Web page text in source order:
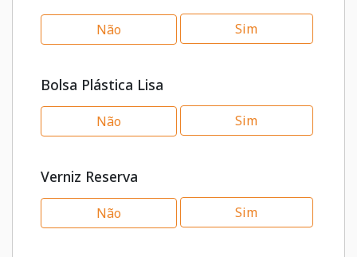
Não Sim
Bolsa Plástica Lisa
Não Sim
Verniz Reserva
Não Sim